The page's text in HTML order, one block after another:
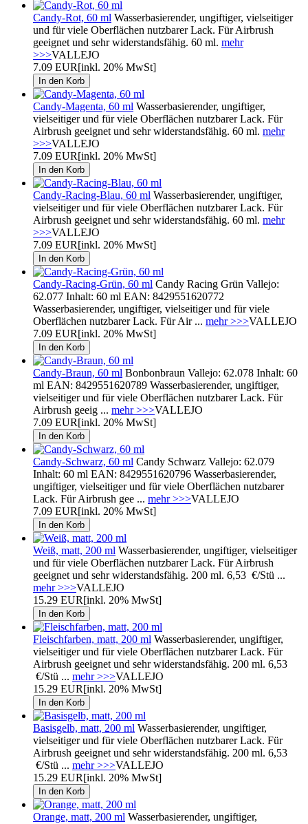
Candy-Rot, 60 ml Wasserbasierender, ungiftiger, vielseitiger
und für viele Oberflächen nutzbarer Lack. Für Airbrush
geeignet und sehr widerstandsfähig. 60 ml. mehr
>>>VALLEJO
7.09 EUR[inkl. 20% MwSt]
Candy-Magenta, 60 ml Wasserbasierender, ungiftiger,
vielseitiger und für viele Oberflächen nutzbarer Lack. Für
Airbrush geeignet und sehr widerstandsfähig. 60 ml. mehr
>>>VALLEJO
7.09 EUR[inkl. 20% MwSt]
Candy-Racing-Blau, 60 ml Wasserbasierender, ungiftiger,
vielseitiger und für viele Oberflächen nutzbarer Lack. Für
Airbrush geeignet und sehr widerstandsfähig. 60 ml. mehr
>>>VALLEJO
7.09 EUR[inkl. 20% MwSt]
Candy-Racing-Grün, 60 ml Candy Racing Grün Vallejo:
62.077 Inhalt: 60 ml EAN: 8429551620772
Wasserbasierender, ungiftiger, vielseitiger und für viele
Oberflächen nutzbarer Lack. Für Air ... mehr >>>VALLEJO
7.09 EUR[inkl. 20% MwSt]
Candy-Braun, 60 ml Bonbonbraun Vallejo: 62.078 Inhalt: 60
ml EAN: 8429551620789 Wasserbasierender, ungiftiger,
vielseitiger und für viele Oberflächen nutzbarer Lack. Für
Airbrush geeig ... mehr >>>VALLEJO
7.09 EUR[inkl. 20% MwSt]
Candy-Schwarz, 60 ml Candy Schwarz Vallejo: 62.079
Inhalt: 60 ml EAN: 8429551620796 Wasserbasierender,
ungiftiger, vielseitiger und für viele Oberflächen nutzbarer
Lack. Für Airbrush gee ... mehr >>>VALLEJO
7.09 EUR[inkl. 20% MwSt]
Weiß, matt, 200 ml Wasserbasierender, ungiftiger, vielseitiger
und für viele Oberflächen nutzbarer Lack. Für Airbrush
geeignet und sehr widerstandsfähig. 200 ml. 6,53 €/Stü ...
mehr >>>VALLEJO
15.29 EUR[inkl. 20% MwSt]
Fleischfarben, matt, 200 ml Wasserbasierender, ungiftiger,
vielseitiger und für viele Oberflächen nutzbarer Lack. Für
Airbrush geeignet und sehr widerstandsfähig. 200 ml. 6,53
€/Stü ... mehr >>>VALLEJO
15.29 EUR[inkl. 20% MwSt]
Basisgelb, matt, 200 ml Wasserbasierender, ungiftiger,
vielseitiger und für viele Oberflächen nutzbarer Lack. Für
Airbrush geeignet und sehr widerstandsfähig. 200 ml. 6,53
€/Stü ... mehr >>>VALLEJO
15.29 EUR[inkl. 20% MwSt]
Orange, matt, 200 ml Wasserbasierender, ungiftiger,